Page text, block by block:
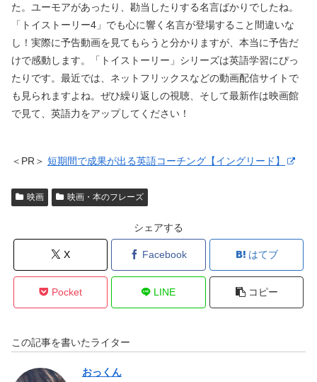
た。ユーモアがあったり、勘当したりする名言ばかりでしたね。
「トイストーリー4」でも心に響く名言が登場すること間違いな
し！実際に予告動画を見てもらうと分かりますが、本当に予告だ
けで感動します。「トイストーリー」シリーズは英語学習にぴっ
たりです。最近では、ネットフリックスなどの動画配信サイトで
も見られますよね。ぜひ繰り返しの視聴、そして最新作は映画館
で見て、英語力をアップしてください！
＜PR＞ 短期間で成果が出る英語コーチング【イングリード】
映画 映画・本のフレーズ
シェアする
X Facebook はてブ
Pocket LINE コピー
この記事を書いたライター
おっくん